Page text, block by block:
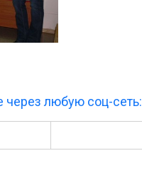
через любую соц-сеть: